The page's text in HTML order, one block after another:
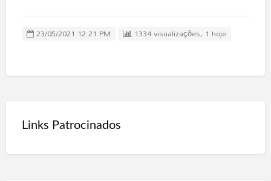
23/05/2021 12:21 PM 1334 visualizações, 1 hoje
Links Patrocinados